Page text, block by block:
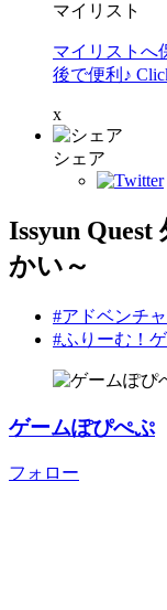
マイリスト
マイリストへ
後で便利♪
x
シェア
Issyun
かい～
#アドベンチ
#ふりーむ！
ゲームぽぴぺぷ
フォロー